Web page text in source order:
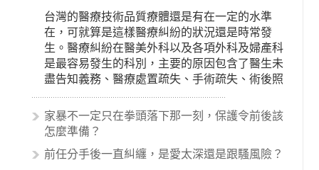
台灣的醫療技術品質療體還是有在一定的水準
在，可就算是這樣醫療糾紛的狀況還是時常發
生。醫療糾紛在醫美外科以及各項外科及婦產科
是最容易發生的科別，主要的原因包含了醫生未
盡告知義務、醫療處置疏失、手術疏失、術後照
顧失當、醫療費用的收取。雖然醫學進步，但醫
生與病患之間引起的糾紛還是經常發生。很多案
例中最後都走向訴訟流程，我們如果不幸遇到相
的內容其實非常多，有些案例…
家暴不一定只在拳頭落下那一刻，保護令前後該
怎麼準備？
前任分手後一直糾纏，是愛太深還是跟騷風險？